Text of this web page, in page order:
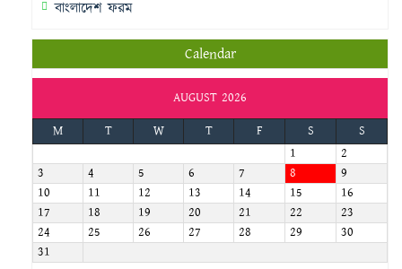
বাংলাদেশ ফরম
Calendar
AUGUST 2026
M
T W T F S
S
1
2
3
4 5 6 7 8
9
10
11 12 13 14 15
16
17
18 19 20 21 22
23
24
25 26 27 28 29
30
31